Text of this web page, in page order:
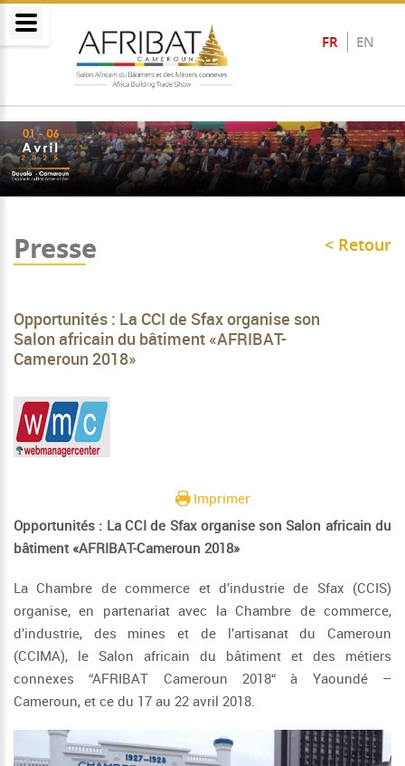
FR EN
Presse < Retour
Opportunités : La CCI de Sfax organise son
Salon africain du bâtiment «AFRIBAT-
Cameroun 2018»
Imprimer
Opportunités : La CCI de Sfax organise son Salon africain du
bâtiment «AFRIBAT-Cameroun 2018»
La Chambre de commerce et d’industrie de Sfax (CCIS)
organise, en partenariat avec la Chambre de commerce,
d’industrie, des mines et de l’artisanat du Cameroun
(CCIMA), le Salon africain du bâtiment et des métiers
connexes “AFRIBAT Cameroun 2018“ à Yaoundé –
Cameroun, et ce du 17 au 22 avril 2018.